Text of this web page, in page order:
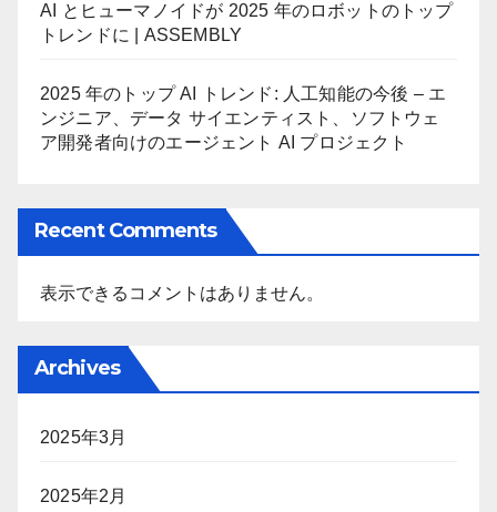
AI とヒューマノイドが 2025 年のロボットのトップ
トレンドに | ASSEMBLY
2025 年のトップ AI トレンド: 人工知能の今後 – エ
ンジニア、データ サイエンティスト、ソフトウェ
ア開発者向けのエージェント AI プロジェクト
Recent Comments
表示できるコメントはありません。
Archives
2025年3月
2025年2月